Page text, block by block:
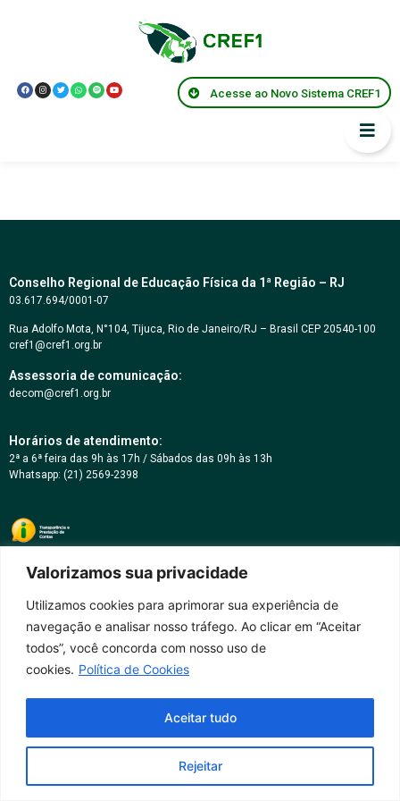
Valorizamos sua privacidade
Utilizamos cookies para aprimorar sua experiência de
navegação e analisar nosso tráfego. Ao clicar em “Aceitar
todos”, você concorda com nosso uso de
cookies. Política de Cookies
Rejeitar
Aceitar tudo
Acesse ao Novo Sistema CREF1
Conselho Regional de Educação Física da 1ª Região – RJ
03.617.694/0001-07
Rua Adolfo Mota, N°104, Tijuca, Rio de Janeiro/RJ – Brasil CEP 20540-100
cref1@cref1.org.br
Assessoria de comunicação:
decom@cref1.org.br
Horários de atendimento:
2ª a 6ª feira das 9h às 17h / Sábados das 09h às 13h
Whatsapp: (21) 2569-2398